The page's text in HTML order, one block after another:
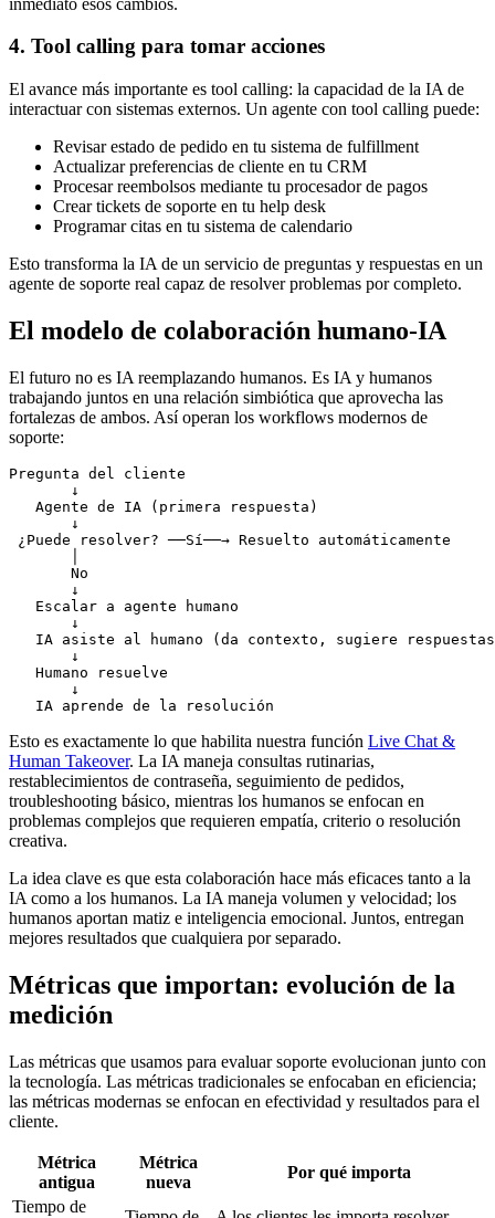
4. Tool calling para tomar acciones
El avance más importante es tool calling: la capacidad de la IA de
interactuar con sistemas externos. Un agente con tool calling puede:
Revisar estado de pedido en tu sistema de fulfillment
Actualizar preferencias de cliente en tu CRM
Procesar reembolsos mediante tu procesador de pagos
Crear tickets de soporte en tu help desk
Programar citas en tu sistema de calendario
Esto transforma la IA de un servicio de preguntas y respuestas en un
agente de soporte real capaz de resolver problemas por completo.
El modelo de colaboración humano-IA
El futuro no es IA reemplazando humanos. Es IA y humanos
trabajando juntos en una relación simbiótica que aprovecha las
fortalezas de ambos. Así operan los workflows modernos de
soporte:
Pregunta del cliente
       ↓
   Agente de IA (primera respuesta)
       ↓
¿Puede resolver? ──Sí──→ Resuelto automáticamente
       No
       ↓
   Escalar a agente humano
       ↓
IA asiste al humano (da contexto, sugiere
       ↓
   Humano resuelve
       ↓
Esto es exactamente lo que habilita nuestra función Live Chat &
Human Takeover. La IA maneja consultas rutinarias,
restablecimientos de contraseña, seguimiento de pedidos,
troubleshooting básico, mientras los humanos se enfocan en
problemas complejos que requieren empatía, criterio o resolución
creativa.
La idea clave es que esta colaboración hace más eficaces tanto a la
IA como a los humanos. La IA maneja volumen y velocidad; los
humanos aportan matiz e inteligencia emocional. Juntos, entregan
mejores resultados que cualquiera por separado.
Métricas que importan: evolución de la
medición
Las métricas que usamos para evaluar soporte evolucionan junto con
la tecnología. Las métricas tradicionales se enfocaban en eficiencia;
las métricas modernas se enfocan en efectividad y resultados para el
cliente.
Métrica
antigua
Métrica
nueva
Por qué importa
Tiempo de